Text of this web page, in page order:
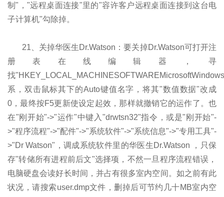
制"，"远程桌面连接"里的"容许客户远程桌面连接到这台电
子计算机"勾除掉。
21、关掉华医生Dr.Watson：要关掉Dr.Watson可打开注
册表在线编辑器，寻
找
系，双击鼠标其下的Auto键值名字，将其"数值数据"改成
0，最终按F5更新使设定起效，那样就撤销它的运作了。也
在"刚开始"->"运作"中键入"drwtsn32"指令，或是"刚开始"-
>"程序流程"->"配件"->"系统软件"->"系统信息"->"专用工具"-
>"Dr Watson"，调成系统软件里的华医生Dr.Watson ，只保
存"转储所有进程前后文"选择项，不然一旦程序流程错误，
电脑硬盘会读好长时间，并占有很多室内空间。如之前有此
状况，请搜索user.dmp文件，删掉后可节约几十MB室内空